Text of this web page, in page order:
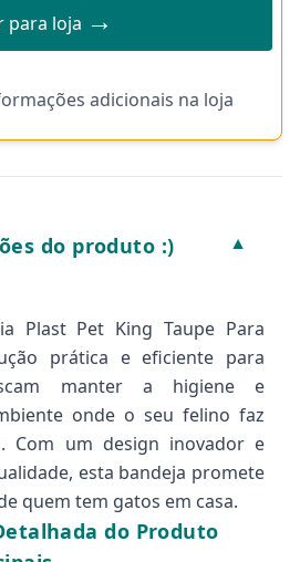
para loja →
adicionais na loja
do produto :) ▼
Plast Pet King Taupe Para
prática e eficiente para
manter a higiene e
onde o seu felino faz
Com um design inovador e
esta bandeja promete
quem tem gatos em casa.
do Produto